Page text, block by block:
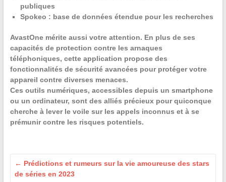
publiques
Spokeo : base de données étendue pour les recherches
AvastOnemérite aussi votre attention. En plus de ses
capacités de protection contre les arnaques
téléphoniques, cette application propose des
fonctionnalités de sécurité avancées pour protéger votre
appareil contre diverses menaces.
Ces outils numériques, accessibles depuis un smartphone
ou un ordinateur, sont des alliés précieux pour quiconque
cherche à lever le voile sur les appels inconnus et à se
prémunir contre les risques potentiels.
← Prédictions et rumeurs sur la vie amoureuse des stars
de séries en 2023